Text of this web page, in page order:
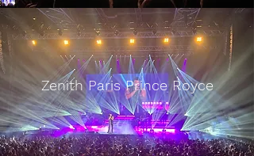
Zenith Paris Prince Royce